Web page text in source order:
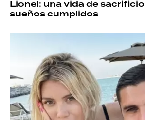
Lionel: una vida de
sueños cumplidos